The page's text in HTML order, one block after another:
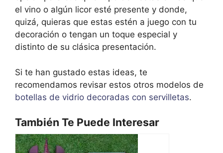
el vino o algún licor esté presente y donde,
quizá, quieras que estas estén a juego con tu
decoración o tengan un toque especial y
distinto de su clásica presentación.
Si te han gustado estas ideas, te
recomendamos revisar estos otros modelos de
botellas de vidrio decoradas con servilletas.
También Te Puede Interesar